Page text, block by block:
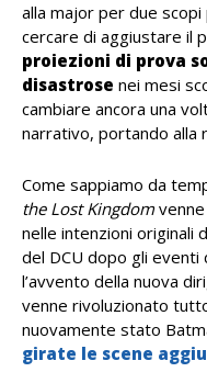
alla major per due
cercare di aggiustare il
proiezioni di prova
disastrose nei mesi
cambiare ancora una
narrativo, portando alla
Come sappiamo da
the Lost Kingdomvenne
nelle intenzioni originali
del DCU dopo gli eventi
l’avvento della nuova
venne rivoluzionato
nuovamente stato
girate le scene